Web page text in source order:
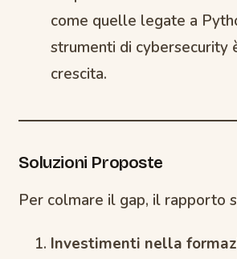
come quelle legate a
strumenti di cybersecurity
crescita.
Soluzioni Proposte
Per colmare il gap, il rapporto
Investimenti nella